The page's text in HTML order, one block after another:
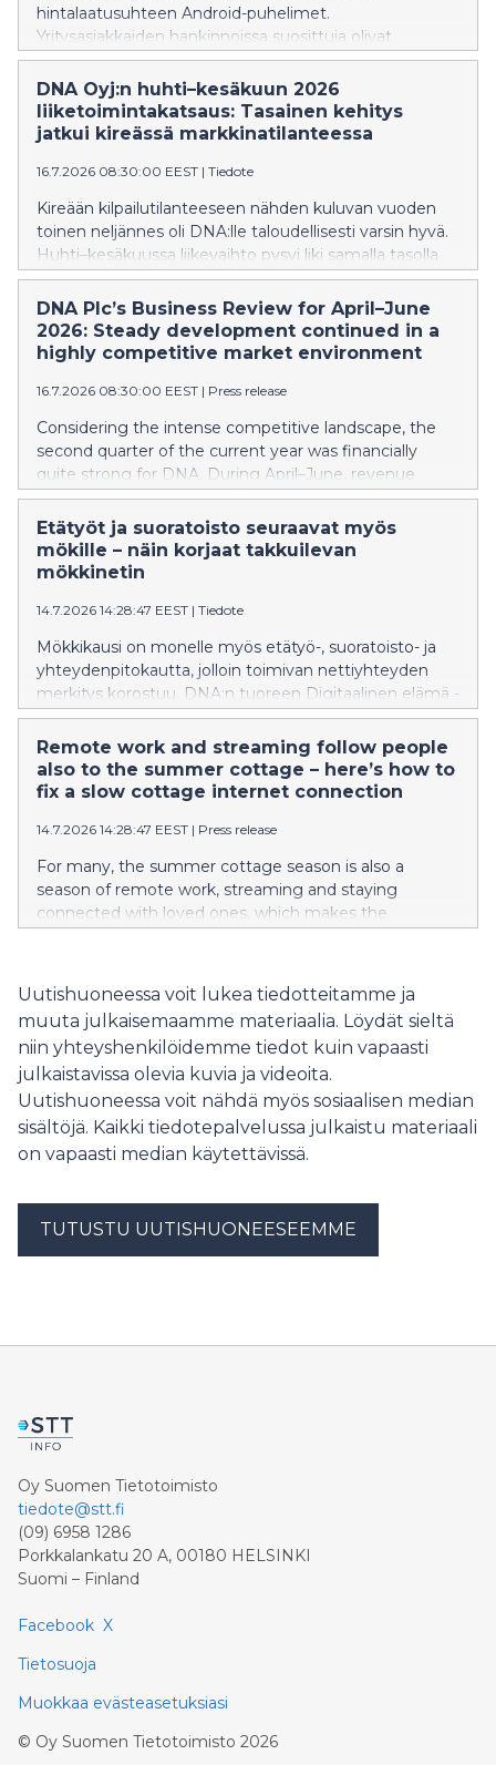
hintalaatusuhteen Android-puhelimet.
Yritysasiakkaiden hankinnoissa suosittuja olivat
edelleen premium-luokan älypuhelimet. Älykellojen
puolella lasten kellopuhelimet jatkoivat vahvaa
kasvuaan, ja ZTE K2 nousi myydyimmäksi laitteeksi jo
neljättä kuukautta peräkkäin
DNA Oyj:n huhti–kesäkuun 2026
liiketoimintakatsaus: Tasainen kehitys
jatkui kireässä markkinatilanteessa
16.7.2026 08:30:00 EEST | Tiedote
Kireään kilpailutilanteeseen nähden kuluvan vuoden
toinen neljännes oli DNA:lle taloudellisesti varsin hyvä.
Huhti–kesäkuussa liikevaihto pysyi liki samalla tasolla
vuodentakaiseen ajanjaksoon verrattuna. Käyttökate
kasvoi, erityisesti kun vertailussa huomioidaan DNA:n
IoT-liiketoiminnan siirto toiseen Telenorin
konserniyhtiöön kuluvan vuoden alussa. Kiinteiden
määrät kasvoivat, mutta niiden keskilaskutus hieman
laski.
DNA Plc’s Business Review for April–June
2026: Steady development continued in a
highly competitive market environment
16.7.2026 08:30:00 EEST | Press release
Considering the intense competitive landscape, the
second quarter of the current year was financially
quite strong for DNA. During April–June, revenue
remained nearly at the same level as in the
corresponding period last year. EBITDA increased,
particularly when taking into account the transfer of
DNA’s IoT business to another Telenor Group
fixed broadband and mobile network subscriptions
increased, while their average revenue per user
declined slightly.
Etätyöt ja suoratoisto seuraavat myös
mökille – näin korjaat takkuilevan
mökkinetin
14.7.2026 14:28:47 EEST | Tiedote
Mökkikausi on monelle myös etätyö-, suoratoisto- ja
yhteydenpitokautta, jolloin toimivan nettiyhteyden
merkitys korostuu. DNA:n tuoreen Digitaalinen elämä -
tutkimuksen mukaan 21 % suomalaisista on
kohdannut haasteita nettiyhteytensä kanssa. Vaikka
ongelmia esiintyy yleisimmin kodin
internetyhteyksissä, myös mökeillä yhteyden hitaus tai
käyttäjistä. Moni ongelmista ratkeaa kuitenkin jo
yksinkertaisilla toimenpiteillä, joista helpoin on
modeemin uudelleenkäynnistys.
Remote work and streaming follow people
also to the summer cottage – here’s how to
fix a slow cottage internet connection
14.7.2026 14:28:47 EEST | Press release
For many, the summer cottage season is also a
season of remote work, streaming and staying
connected with loved ones, which makes the
Digital Life survey, 21% of Finns have encountered
challenges with their internet connection. Although
problems occur most commonly with home internet
connections, slow or non-functioning connections at
summer cottages also cause headaches for some
users. However, many of these problems can be
solved with simple measures, the easiest of which is
restarting the modem.
Uutishuoneessa voit lukea tiedotteitamme ja
muuta julkaisemaamme materiaalia. Löydät sieltä
niin yhteyshenkilöidemme tiedot kuin vapaasti
julkaistavissa olevia kuvia ja videoita.
Uutishuoneessa voit nähdä myös sosiaalisen median
sisältöjä. Kaikki tiedotepalvelussa julkaistu materiaali
on vapaasti median käytettävissä.
TUTUSTU UUTISHUONEESEEMME
Oy Suomen Tietotoimisto
tiedote@stt.fi
(09) 6958 1286
Porkkalankatu 20 A, 00180 HELSINKI
Suomi – Finland
Facebook X
Tietosuoja
Muokkaa evästeasetuksiasi
© Oy Suomen Tietotoimisto 2026